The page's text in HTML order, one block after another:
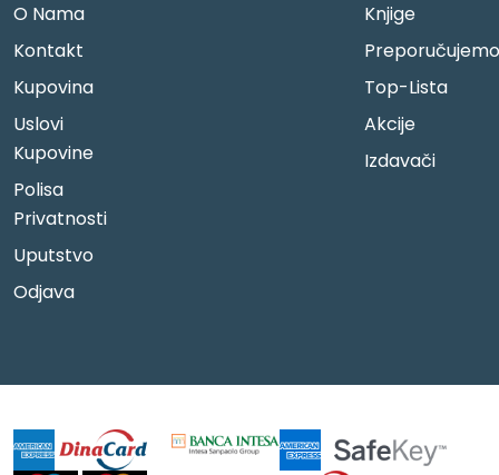
O Nama
Kontakt
Kupovina
Uslovi
Kupovine
Polisa
Privatnosti
Uputstvo
Odjava
Knjige
Preporučujemo
Top-Lista
Akcije
Izdavači